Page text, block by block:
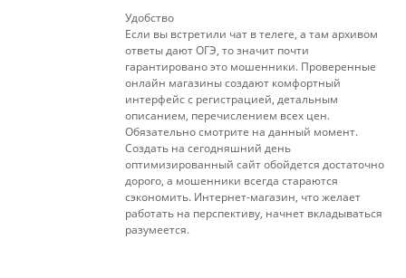
Удобство
Если вы встретили чат в телеге, а там архивом
ответы дают ОГЭ, то значит почти
гарантировано это мошенники. Проверенные
онлайн магазины создают комфортный
интерфейс с регистрацией, детальным
описанием, перечислением всех цен.
Обязательно смотрите на данный момент.
Создать на сегодняшний день
оптимизированный сайт обойдется достаточно
дорого, а мошенники всегда стараются
сэкономить. Интернет-магазин, что желает
работать на перспективу, начнет вкладываться
разумеется.